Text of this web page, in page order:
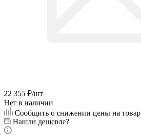
22 355 ₽/шт
Нет в наличии
Сообщить о снижении цены на товар
Нашли дешевле?